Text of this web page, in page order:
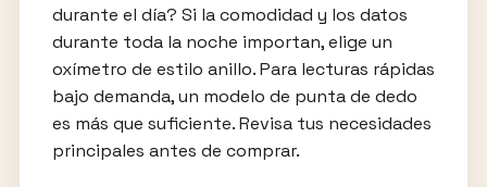
durante el día? Si la comodidad y los datos
durante toda la noche importan, elige un
oxímetro de estilo anillo. Para lecturas rápidas
bajo demanda, un modelo de punta de dedo
es más que suficiente. Revisa tus necesidades
principales antes de comprar.